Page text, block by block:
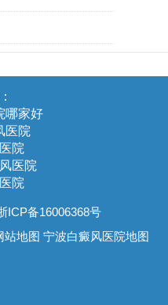
哪家好
医院
院
医院
院
备16006368号
站地图 宁波白癜风医院地图